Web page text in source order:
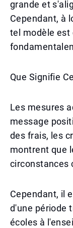
grande et
Cependant, à
tel modèle est
Que Signifie
Les mesures
message
des frais, les
montrent que
circonstances
Cependant, il
d'une période
écoles à